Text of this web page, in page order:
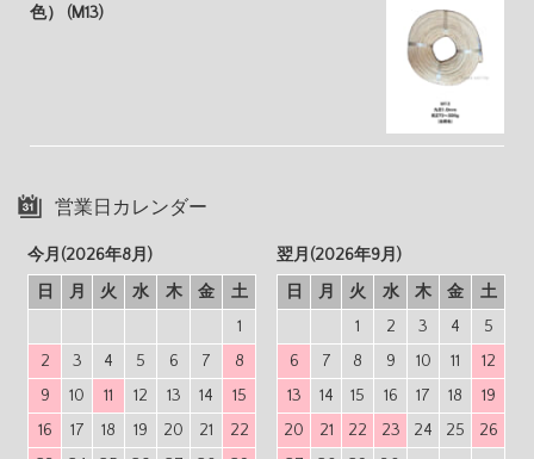
色） (M13)
営業日カレンダー
今月(2026年8月)
日
月 火 水 木 金
土
1
2
3 4 5 6 7
8
9
10 11 12 13 14
15
16
17 18 19 20 21
22
翌月(2026年9月)
日
月 火 水 木 金
土
1
2 3 4
5
6
7 8 9 10 11
12
13
14 15 16 17 18
19
20
21 22 23 24 25
26